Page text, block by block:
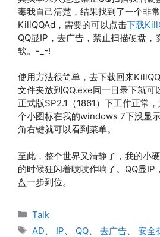
毒我自己清楚，结果找到了一个
KillQQAd，需要的可以点击下载
QQ显IP，去广告，禁止扫描硬盘，
软。-_-!
使用方法很简单，去下载回来
文件夹放到QQ.exe同一目录下就可
正式版SP2.1（1861）下工作正常
个小图标在我的windows 7下没显
角右键就可以看到菜单。
至此，整个世界又清静了，我的小
的时候狂闪着吱吱作响了。QQ显IP
盘一步到位。
分
类
Talk
标
AD IP QQ 去广告 安全